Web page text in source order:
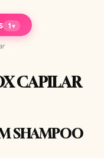
1▾
CAPILAR
SHAMPOO